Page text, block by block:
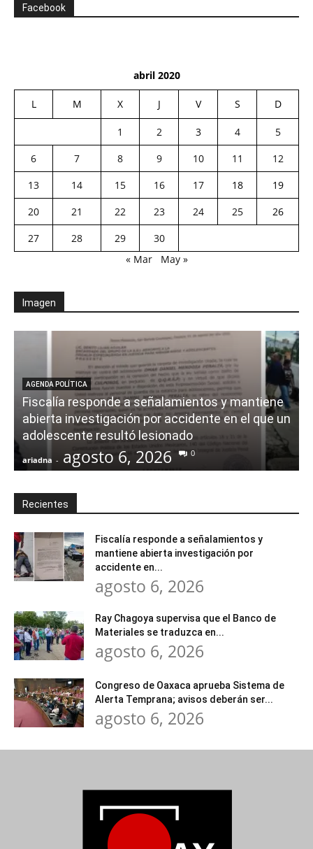
Facebook
abril 2020
L M X J V S D
1 2 3 4
5
6
7 8 9 10 11
12
13
14 15 16 17 18
19
20
21 22 23 24 25
26
27
28 29
30
« Mar
May »
Imagen
AGENDA POLÍTICA
Fiscalía responde a señalamientos y mantiene
abierta investigación por accidente en el que un
adolescente resultó lesionado
ariadna - agosto 6, 2026 0
Recientes
Fiscalía responde a señalamientos y
mantiene abierta investigación por
accidente en...
agosto 6, 2026
Ray Chagoya supervisa que el Banco de
Materiales se traduzca en...
agosto 6, 2026
Congreso de Oaxaca aprueba Sistema de
Alerta Temprana; avisos deberán ser...
agosto 6, 2026